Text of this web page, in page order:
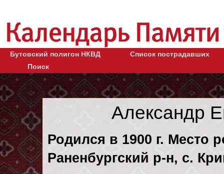
Бутовский полигон НКВД
Список пострадавших
Поиск
Александр
Родился в 1900 г. Место
Раненбургский р-н, с.